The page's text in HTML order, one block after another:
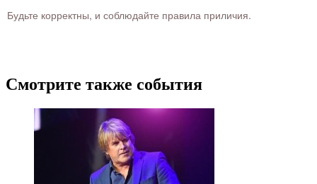
Будьте корректны, и соблюдайте правила приличия.
Смотрите также события